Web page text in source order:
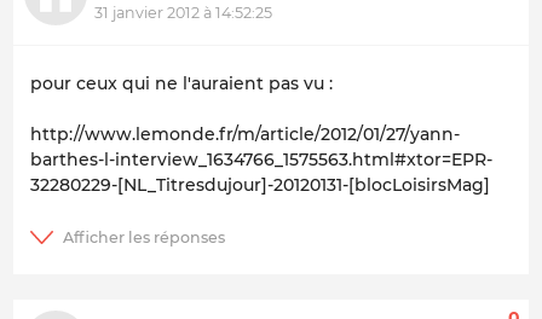
31 janvier 2012 à 14:52:25
pour ceux qui ne l'auraient pas vu :
http://www.lemonde.fr/m/article/2012/01/27/yann-
barthes-l-interview_1634766_1575563.html#xtor=EPR-
32280229-[NL_Titresdujour]-20120131-[blocLoisirsMag]